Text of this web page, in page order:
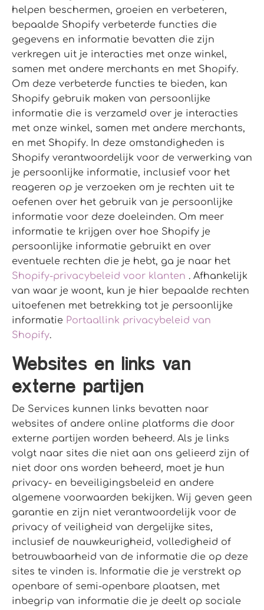
helpen beschermen, groeien en verbeteren,
bepaalde Shopify verbeterde functies die
gegevens en informatie bevatten die zijn
verkregen uit je interacties met onze winkel,
samen met andere merchants en met Shopify.
Om deze verbeterde functies te bieden, kan
Shopify gebruik maken van persoonlijke
informatie die is verzameld over je interacties
met onze winkel, samen met andere merchants,
en met Shopify. In deze omstandigheden is
Shopify verantwoordelijk voor de verwerking van
je persoonlijke informatie, inclusief voor het
reageren op je verzoeken om je rechten uit te
oefenen over het gebruik van je persoonlijke
informatie voor deze doeleinden. Om meer
informatie te krijgen over hoe Shopify je
persoonlijke informatie gebruikt en over
eventuele rechten die je hebt, ga je naar het
Shopify-privacybeleid voor klanten . Afhankelijk
van waar je woont, kun je hier bepaalde rechten
uitoefenen met betrekking tot je persoonlijke
informatie Portaallink privacybeleid van
Shopify.
Websites en links van
externe partijen
De Services kunnen links bevatten naar
websites of andere online platforms die door
externe partijen worden beheerd. Als je links
volgt naar sites die niet aan ons gelieerd zijn of
niet door ons worden beheerd, moet je hun
privacy- en beveiligingsbeleid en andere
algemene voorwaarden bekijken. Wij geven geen
garantie en zijn niet verantwoordelijk voor de
privacy of veiligheid van dergelijke sites,
inclusief de nauwkeurigheid, volledigheid of
betrouwbaarheid van de informatie die op deze
sites te vinden is. Informatie die je verstrekt op
openbare of semi-openbare plaatsen, met
inbegrip van informatie die je deelt op sociale